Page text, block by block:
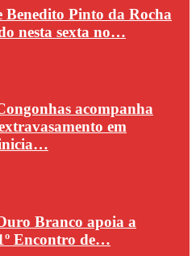
Pinto da Rocha
nesta sexta no…
acompanha
em
Branco apoia a
Encontro de…